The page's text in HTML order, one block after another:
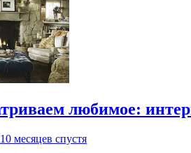
любимое:
10 месяцев спустя